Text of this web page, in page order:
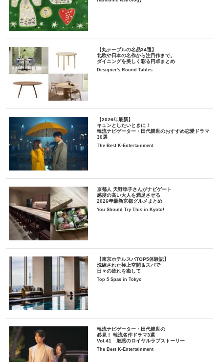
【丸テーブルの名品34選】
北欧や日本の名作から注目作まで。
ダイニングを美しく彩る円卓まとめ
Designer's Round Tables
【2026年最新】
キュンとしたいときに！
韓流ナビゲーター・田代親世のおすすめ恋愛ドラマ
30選
The Best K-Entertainment
京都人 天野準子さんがナビゲート
感度の高い大人を満足させる
2026年最新京都グルメまとめ
You Should Try This in Kyoto!
【東京ホテルスパTOP5体験記】
洗練された極上空間＆スパで
日々の疲れを癒して
Top 5 Spas in Tokyo
韓流ナビゲーター・田代親世の
必見！ 韓流名作ドラマ3選
Vol.41 魅惑のロイヤルラブストーリー
The Best K-Entertainment